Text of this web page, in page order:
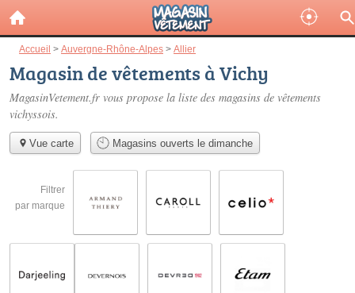
Accueil > Auvergne-Rhône-Alpes > Allier
Magasin de vêtements à Vichy
MagasinVetement.fr vous propose la liste des magasins de vêtements
vichyssois.
Vue carte Magasins ouverts le dimanche
Filtrer
par marque